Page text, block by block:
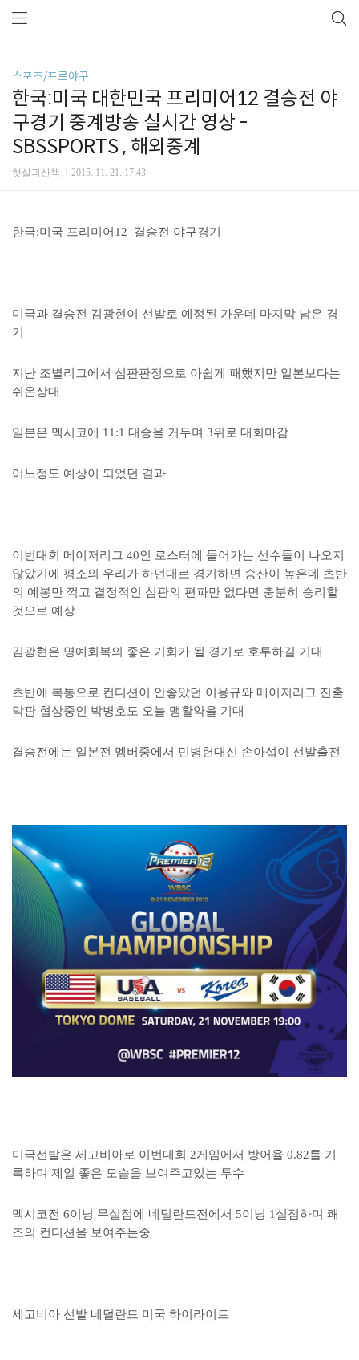
스포츠/프로야구
한국:미국 대한민국 프리미어12 결승전 야
구경기 중계방송 실시간 영상 -
SBSSPORTS , 해외중계
햇살과산책 2015. 11. 21. 17:43
한국:미국 프리미어12 결승전 야구경기
미국과 결승전 김광현이 선발로 예정된 가운데 마지막 남은 경
기
지난 조별리그에서 심판판정으로 아쉽게 패했지만 일본보다는
쉬운상대
일본은 멕시코에 11:1 대승을 거두며 3위로 대회마감
어느정도 예상이 되었던 결과
이번대회 메이저리그 40인 로스터에 들어가는 선수들이 나오지
않았기에 평소의 우리가 하던대로 경기하면 승산이 높은데 초반
의 예봉만 꺽고 결정적인 심판의 편파만 없다면 충분히 승리할
것으로 예상
김광현은 명예회복의 좋은 기회가 될 경기로 호투하길 기대
초반에 복통으로 컨디션이 안좋았던 이용규와 메이저리그 진출
막판 협상중인 박병호도 오늘 맹활약을 기대
결승전에는 일본전 멤버중에서 민병헌대신 손아섭이 선발출전
미국선발은 세고비아로 이번대회 2게임에서 방어율 0.82를 기
록하며 제일 좋은 모습을 보여주고있는 투수
멕시코전 6이닝 무실점에 네덜란드전에서 5이닝 1실점하며 쾌
조의 컨디션을 보여주는중
세고비아 선발 네덜란드 미국 하이라이트